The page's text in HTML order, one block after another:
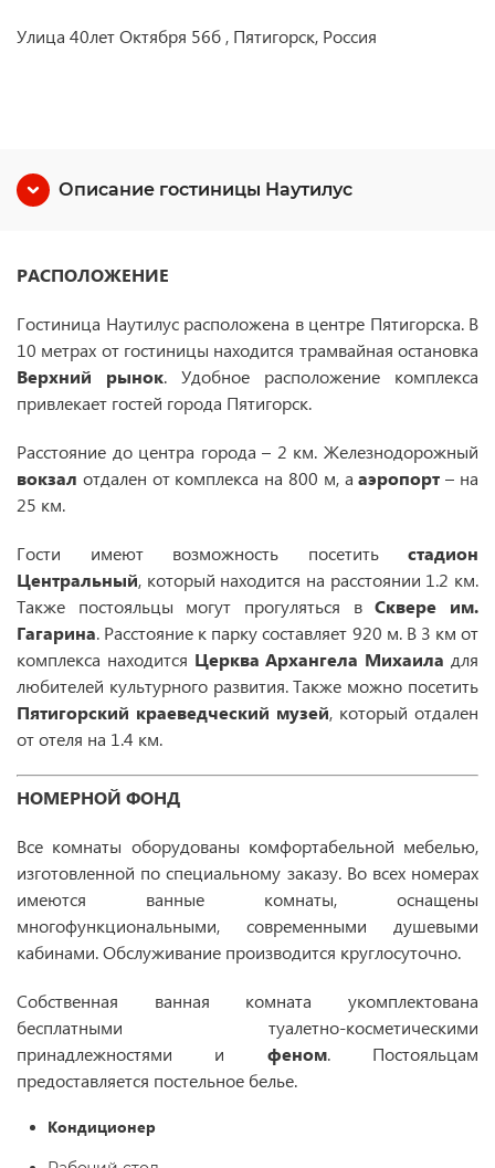
Улица 40лет Октября 56б , Пятигорск, Россия
Описание гостиницы Наутилус
РАСПОЛОЖЕНИЕ
Гостиница Наутилус расположена в центре Пятигорска. В
10 метрах от гостиницы находится трамвайная остановка
Верхний рынок. Удобное расположение комплекса
привлекает гостей города Пятигорск.
Расстояние до центра города – 2 км. Железнодорожный
вокзал отдален от комплекса на 800 м, а аэропорт– на
25 км.
Гости имеют возможность посетить стадион
Центральный, который находится на расстоянии 1.2 км.
Также постояльцы могут прогуляться вСквере им.
Гагарина. Расстояние к парку составляет 920 м. В 3 км от
комплекса находится Церква Архангела Михаила для
любителей культурного развития. Также можно посетить
Пятигорский краеведческий музей, который отдален
от отеля на 1.4 км.
НОМЕРНОЙ ФОНД
Все комнаты оборудованы комфортабельной мебелью,
изготовленной по специальному заказу. Во всех номерах
имеются ванные комнаты, оснащены
многофункциональными, современными душевыми
кабинами. Обслуживание производится круглосуточно.
Собственная ванная комната укомплектована
бесплатными туалетно-косметическими
принадлежностями и феном. Постояльцам
предоставляется постельное белье.
Кондиционер